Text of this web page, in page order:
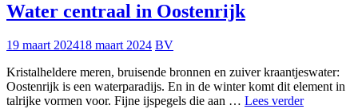
Water centraal in Oostenrijk
19 maart 202418 maart 2024 BV
Kristalheldere meren, bruisende bronnen en zuiver kraantjeswater:
Oostenrijk is een waterparadijs. En in de winter komt dit element in
talrijke vormen voor. Fijne ijspegels die aan … Lees verderWater